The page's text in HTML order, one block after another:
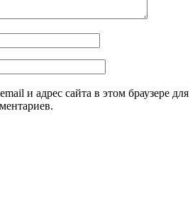
и адрес сайта в этом браузере для